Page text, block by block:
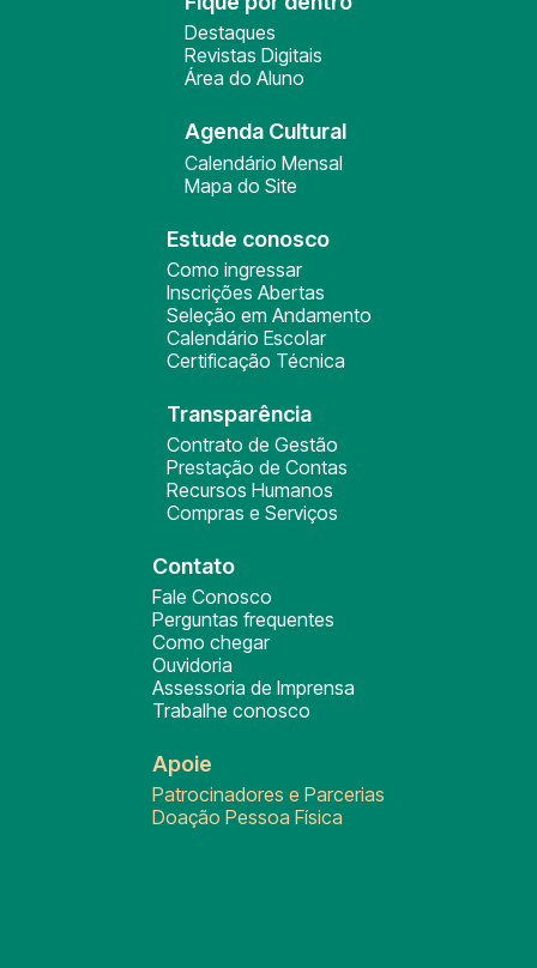
Destaques
Revistas Digitais
Área do Aluno
Agenda Cultural
Calendário Mensal
Mapa do Site
Estude conosco
Como ingressar
Inscrições Abertas
Seleção em Andamento
Calendário Escolar
Certificação Técnica
Transparência
Contrato de Gestão
Prestação de Contas
Recursos Humanos
Compras e Serviços
Contato
Fale Conosco
Perguntas frequentes
Como chegar
Ouvidoria
Assessoria de Imprensa
Trabalhe conosco
Apoie
Patrocinadores e Parcerias
Doação Pessoa Física